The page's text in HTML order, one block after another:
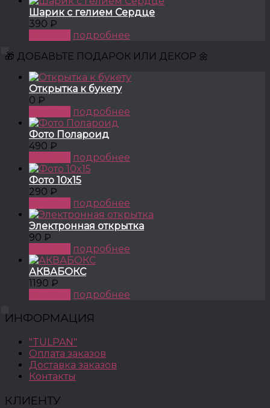
Шарик с гелием Сердце
390 ₽
подробнее
🎁 ДОБАВЬТЕ ПОДАРОК ИЛИ ДЕКОР 🌼
Открытка к букету
0 ₽
подробнее
Фото Полароид
490 ₽
подробнее
Фото 10x15
290 ₽
подробнее
Электронная открытка
90 ₽
подробнее
АКВАБОКС
1190 ₽
подробнее
ИНФОРМАЦИЯ
"TULPAN"
Оплата заказов
Доставка заказов
Контакты
КЛИЕНТУ